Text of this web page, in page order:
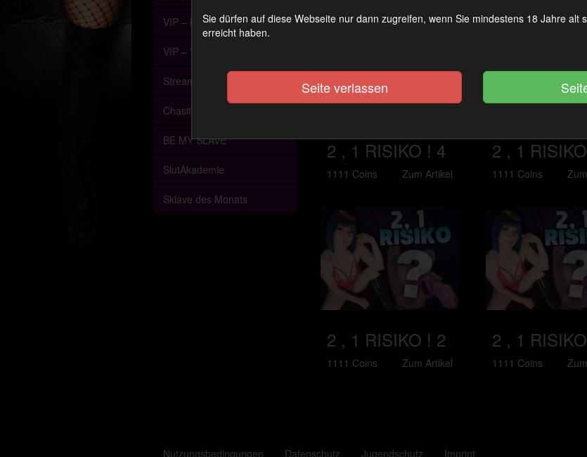
VIP – Member
VIP – Videothek
Streaming (VoD)
ChasityMembers
BE MY SLAVE
SlutAkademie
Sklave des Monats
2 , 1 RISIKO ! 4
1111 Coins Zum Artikel
2 , 1
1111 Coins
2 , 1 RISIKO ! 2
1111 Coins Zum Artikel
2 , 1
1111 Coins
Nutzungsbedingungen Datenschutz Jugendschutz Imprint
Sie dürfen auf diese Webseite nur dann zugreifen, wenn Sie mindestens 18 Jahre alt
erreicht haben.
Seite verlassen